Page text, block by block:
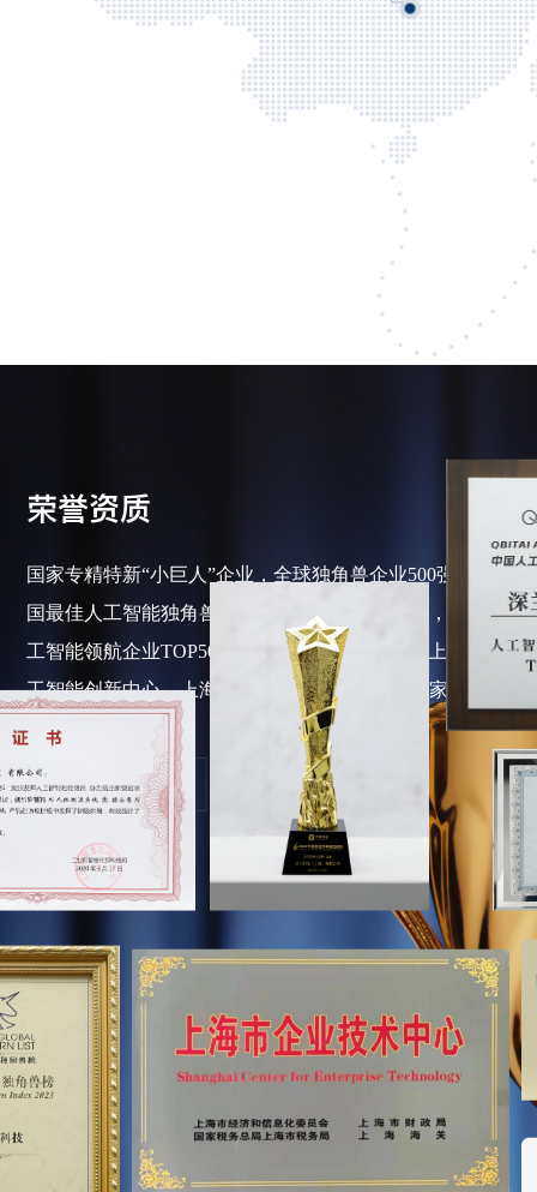
荣誉资质
国家专精特新“小巨人”企业，全球独角兽企业500强，中
国最佳人工智能独角兽，中国经济十大创新企业，中国人
工智能领航企业TOP50，上海市企业技术中心，上海市人
工智能创新中心，上海市设计引领示范企业，专家工作站
查看更多
2020中国新经济卓越成就奖
最具影响力品牌
中国人工智能领航企业
TOP50
查看更多
上海人工智能最具影响力企业
查看更多
深兰科技-上海交通大学人工智
查看更多